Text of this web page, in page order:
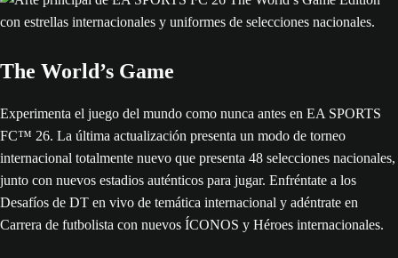
The World’s Game
Experimenta el juego del mundo como nunca antes en EA SPORTS
FC™ 26. La última actualización presenta un modo de torneo
internacional totalmente nuevo que presenta 48 selecciones nacionales,
junto con nuevos estadios auténticos para jugar. Enfréntate a los
Desafíos de DT en vivo de temática internacional y adéntrate en
Carrera de futbolista con nuevos ÍCONOS y Héroes internacionales.